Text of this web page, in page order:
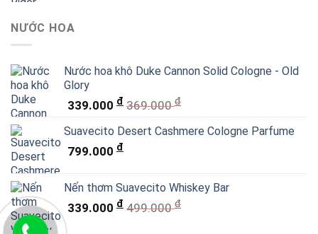
NƯỚC HOA
Nước hoa khô Duke Cannon Solid Cologne - Old
Glory
339.000 đ 369.000đ
Suavecito Desert Cashmere Cologne Parfume
799.000 đ
Nến thơm Suavecito Whiskey Bar
339.000 đ 499.000đ